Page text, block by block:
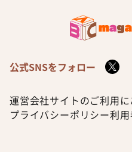
公式SNSをフォロー
運営会社サイトのご利用に
プライバシーポリシー利